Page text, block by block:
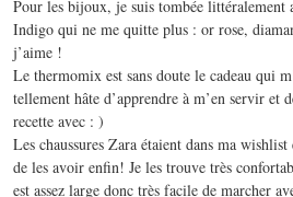
Pour les bijoux, je suis tombée littéralement
Indigo qui ne me quitte plus : or rose,
j’aime !
Le thermomix est sans doute le cadeau qui
tellement hâte d’apprendre à m’en servir et
recette avec : )
Les chaussures Zara étaient dans ma
de les avoir enfin! Je les trouve très
est assez large donc très facile de marcher